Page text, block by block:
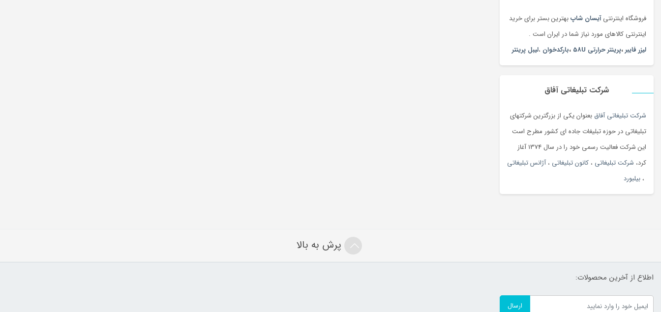
فروشگاه اینترنتیآیسان شاپبهترین بستر برای خرید
اینترنتی کالاهای مورد نیاز شما در ایران است .
لیزر فایبر،پرینتر حرارتی 58U ،بارکدخوان ،لیبل پرینتر
شرکت تبلیغاتی آفاق
شرکت تبلیغاتی آفاق بعنوان یکی از بزرگترین شرکتهای
تبلیغاتی در حوزه تبلیغات جاده ای کشور مطرح است
این شرکت فعالیت رسمی خود را در سال 1374 آغاز
کرد، شرکت تبلیغاتی ، کانون تبلیغاتی ،آژانس تبلیغاتی
، بیلبورد
پرش به بالا
اطلاع از آخرین محصولات:
ارسال